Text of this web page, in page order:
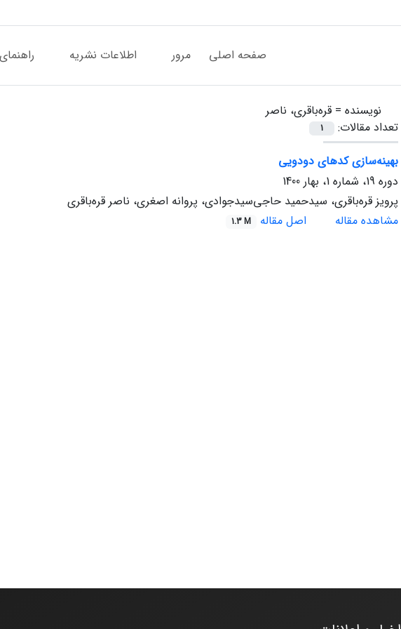
صفحه اصلی مرور اطلاعات نشریه
نویسنده = قره‌باقری، ناصر
تعداد مقالات:
1
بهینه‌سازی کدهای دودویی
دوره 19، شماره 1، بهار 1400
پرویز قره‌باقری، سیدحمید حاجی‌سیدجوادی، پروانه اصغری، ناصر قره‌باقری
مشاهده مقاله
اصل مقاله 1.3 M